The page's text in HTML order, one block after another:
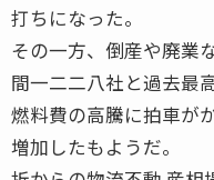
打ちになった。
その一方、倒産や廃業
間一二二八社と過去最
燃料費の高騰に拍車が
増加したもようだ。